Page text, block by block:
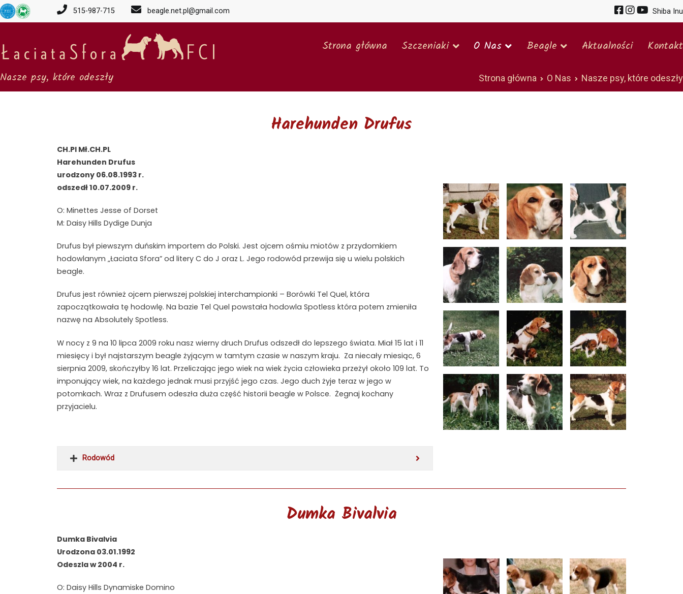
515-987-715 beagle.net.pl@gmail.com Shiba Inu
Hodowla Beagle – Łaciata Sfora
26 lat tradycji i praktyki w pracy z beagle, tak można w krótkich słowach scharakteryzować hodowlę Łaciata Sfora. Byliśmy
Strona główna Szczeniaki O Nas Beagle Aktualności
Kontakt
Nasze psy, które odeszły
Strona główna O Nas Nasze psy, które odeszły
Harehunden Drufus
CH.Pl Mł.CH.PL
Harehunden Drufus
urodzony 06.08.1993 r.
odszedł 10.07.2009 r.
O: Minettes Jesse of Dorset
M: Daisy Hills Dydige Dunja
Drufus był piewszym duńskim importem do Polski. Jest ojcem ośmiu miotów z przydomkiem
hodowlanym „Łaciata Sfora” od litery C do J oraz L. Jego rodowód przewija się u wielu polskich
beagle.
Drufus jest również ojcem pierwszej polskiej interchampionki – Borówki Tel Quel, która
zapoczątkowała tę hodowlę. Na bazie Tel Quel powstała hodowla Spotless która potem zmieniła
nazwę na Absolutely Spotless.
W nocy z 9 na 10 lipca 2009 roku nasz wierny druch Drufus odszedł do lepszego świata. Miał 15 lat i 11
miesięcy i był najstarszym beagle żyjącym w tamtym czasie w naszym kraju. Za niecały miesiąc, 6
sierpnia 2009, skończyłby 16 lat. Przeliczając jego wiek na wiek życia człowieka przeżył około 109 lat. To
imponujący wiek, na każdego jednak musi przyjść jego czas. Jego duch żyje teraz w jego w
potomkach. Wraz z Drufusem odeszła duża część historii beagle w Polsce. Żegnaj kochany
przyjacielu.
Rodowód
Dumka Bivalvia
Dumka Bivalvia
Urodzona 03.01.1992
Odeszla w 2004 r.
O: Daisy Hills Dynamiske Domino